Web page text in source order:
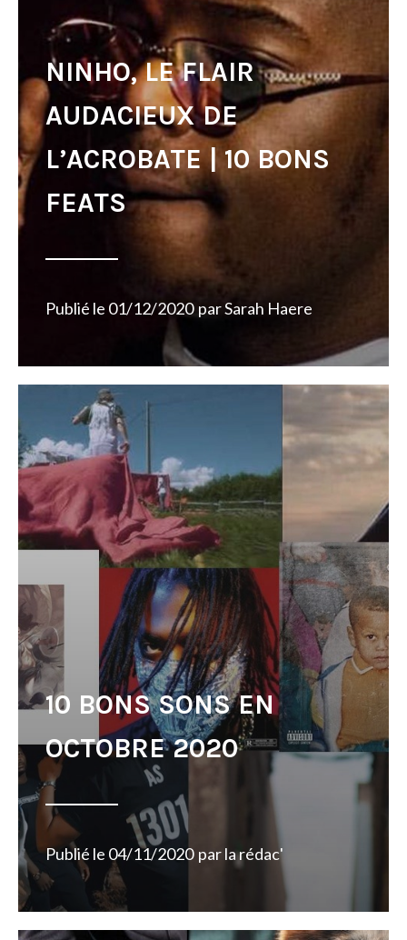
NINHO, LE FLAIR
AUDACIEUX DE
L’ACROBATE | 10 BONS
FEATS
Publié le 01/12/2020 parSarah Haere
10 BONS SONS EN
OCTOBRE 2020
Publié le 04/11/2020 parla rédac'